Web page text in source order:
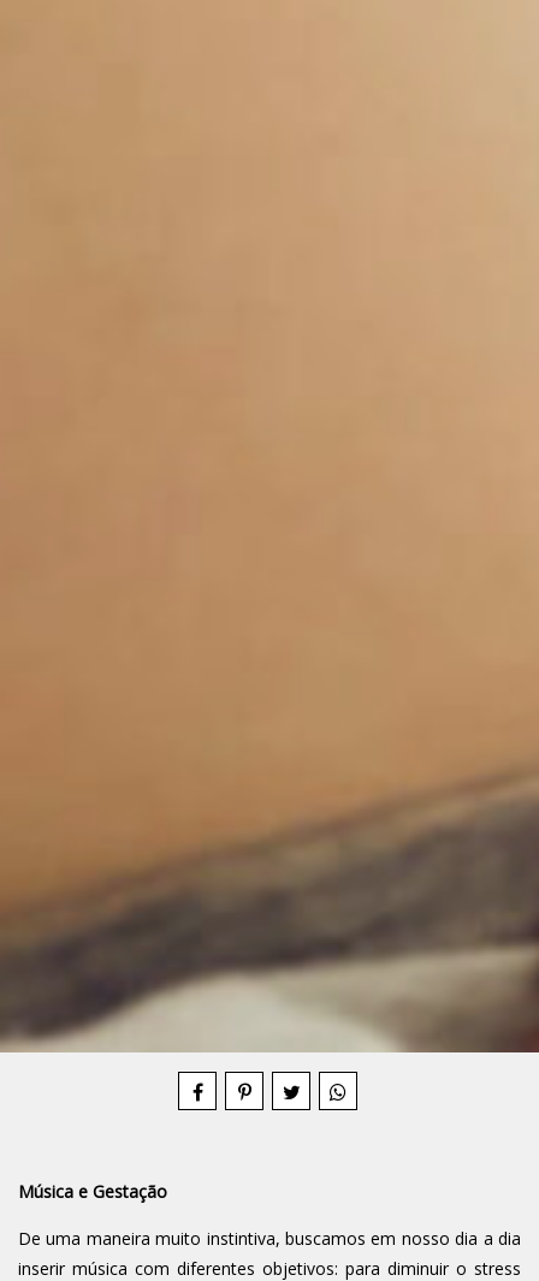
Música e Gestação
De uma maneira muito instintiva, buscamos em nosso dia a dia
inserir música com diferentes objetivos: para diminuir o stress